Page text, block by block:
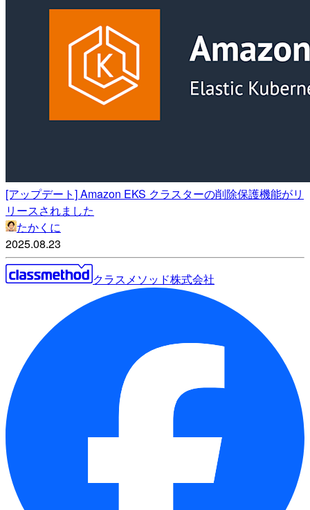
[アップデート] Amazon EKS クラスターの削除保護機能がリ
リースされました
たかくに
2025.08.23
クラスメソッド株式会社